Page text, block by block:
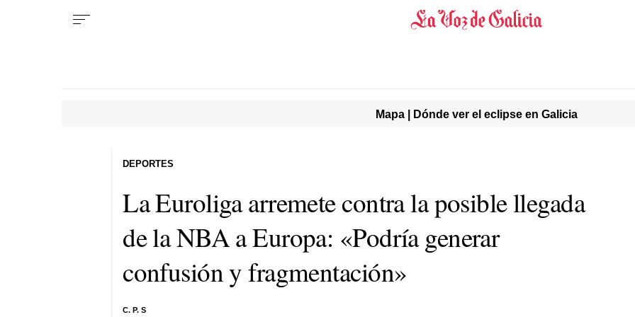
Mapa | Dónde ver el eclipse en Galicia
La Euroliga arremete contra la posible llegada
de la NBA a Europa: «Podría generar
confusión y fragmentación»
C. P. S
DEPORTES